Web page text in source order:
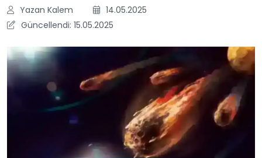
Yazan Kalem
14.05.2025
Güncellendi: 15.05.2025